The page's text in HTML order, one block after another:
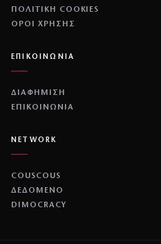
ΠΟΛΙΤΙΚΉ COOKIES
ΌΡΟΙ ΧΡΉΣΗΣ
ΕΠΙΚΟΙΝΩΝΙΑ
ΔΙΑΦΗΜΙΣΗ
ΕΠΙΚΟΙΝΩΝΙΑ
NETWORK
COUSCOUS
ΔΕΔΟΜΕΝΟ
DIMOCRACY